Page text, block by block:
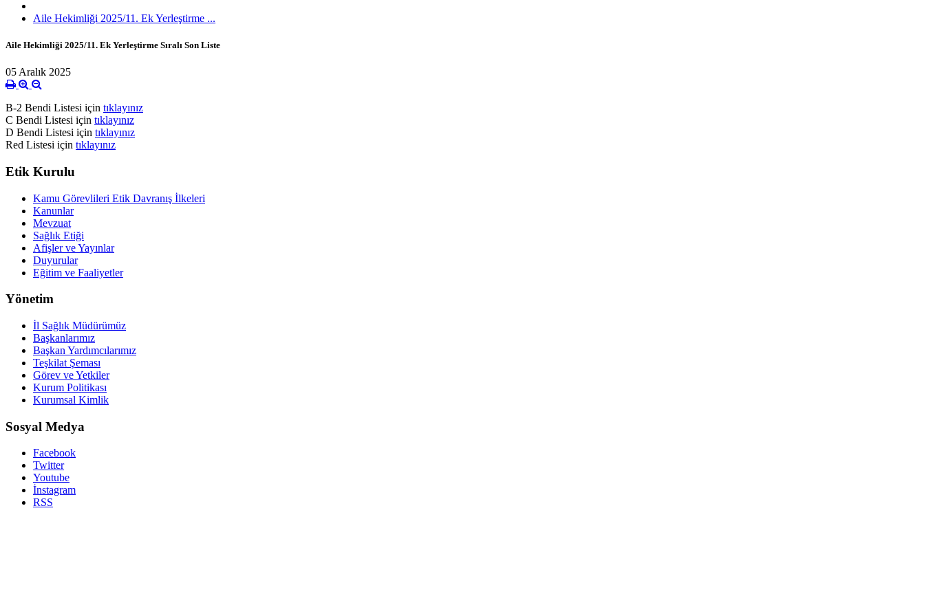
Aile Hekimliği 2025/11. Ek Yerleştirme ...
Aile Hekimliği 2025/11. Ek Yerleştirme Sıralı Son Liste
05 Aralık 2025
B-2 Bendi Listesi için tıklayınız
C Bendi Listesi için tıklayınız
D Bendi Listesi için tıklayınız
Red Listesi için tıklayınız
Etik Kurulu
Kamu Görevlileri Etik Davranış İlkeleri
Kanunlar
Mevzuat
Sağlık Etiği
Afişler ve Yayınlar
Duyurular
Eğitim ve Faaliyetler
Yönetim
İl Sağlık Müdürümüz
Başkanlarımız
Başkan Yardımcılarımız
Teşkilat Şeması
Görev ve Yetkiler
Kurum Politikası
Kurumsal Kimlik
Sosyal Medya
Facebook
Twitter
Youtube
İnstagram
RSS